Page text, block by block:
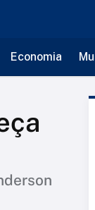
Economia